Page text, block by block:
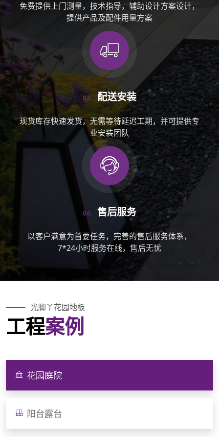
免费提供上门测量，技术指导，辅助设计方案设计，
提供产品及配件用量方案
03. 配送安装
现货库存快速发货，无需等待延迟工期，并可提供专
业安装团队
04. 售后服务
以客户满意为首要任务，完善的售后服务体系，
7*24小时服务在线，售后无忧
光脚丫花园地板
工程案例
花园庭院
阳台露台